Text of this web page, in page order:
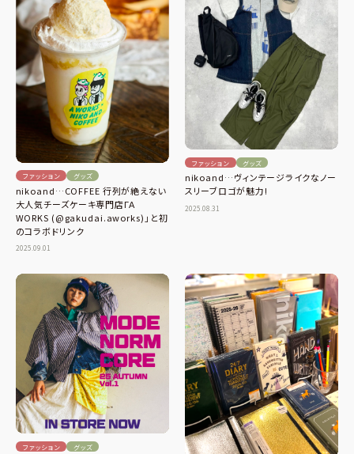
ファッション グッズ
nikoand…COFFEE 行列が絶えない
大人気チーズケーキ専門店ΓΑ
WORKS (@gakudai.aworks)」と初
のコラボドリンク
2025.09.01
ファッション グッズ
nikoand…ヴィンテージライクなノー
スリーブロゴが魅力!
2025.08.31
ファッション グッズ